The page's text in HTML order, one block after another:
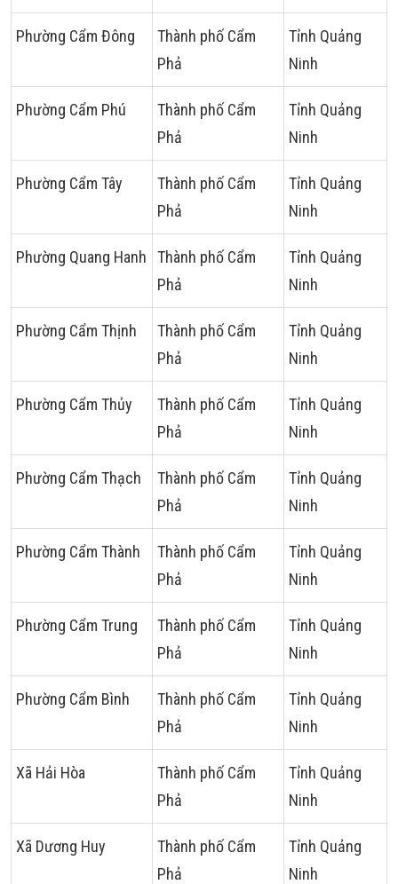
Phường Cẩm Đông
Thành phố Cẩm
Phả
Tỉnh Quảng
Ninh
Phường Cẩm Phú
Thành phố Cẩm
Phả
Tỉnh Quảng
Ninh
Phường Cẩm Tây
Thành phố Cẩm
Phả
Tỉnh Quảng
Ninh
Phường Quang Hanh
Thành phố Cẩm
Phả
Tỉnh Quảng
Ninh
Phường Cẩm Thịnh
Thành phố Cẩm
Phả
Tỉnh Quảng
Ninh
Phường Cẩm Thủy
Thành phố Cẩm
Phả
Tỉnh Quảng
Ninh
Phường Cẩm Thạch
Thành phố Cẩm
Phả
Tỉnh Quảng
Ninh
Phường Cẩm Thành
Thành phố Cẩm
Phả
Tỉnh Quảng
Ninh
Phường Cẩm Trung
Thành phố Cẩm
Phả
Tỉnh Quảng
Ninh
Phường Cẩm Bình
Thành phố Cẩm
Phả
Tỉnh Quảng
Ninh
Xã Hải Hòa
Thành phố Cẩm
Phả
Tỉnh Quảng
Ninh
Xã Dương Huy
Thành phố Cẩm
Phả
Tỉnh Quảng
Ninh